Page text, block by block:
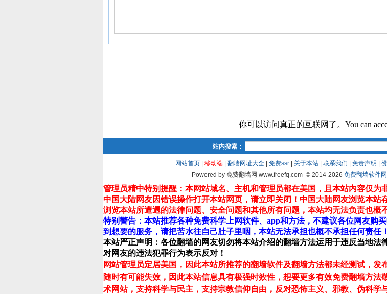
你可以访问真正的互联网了。You can
站内搜索：
网站首页 移动端 翻墙网址大全 免费ssr 关于本站 联系我们 免责声明
Powered by 免费翻墙网 www.freefq.com© 2014-2026 免费翻墙软件
管理员精中特别提醒：本网站域名、主机和管理员都在美国，且本站内容仅
中国大陆网友因错误操作打开本站网页，请立即关闭！中国大陆网友浏览本站
浏览本站所遭遇的法律问题、安全问题和其他所有问题，本站均无法负责也概
特别警告：本站推荐各种免费科学上网软件、app和方法，不建议各位网友购
到想要的服务，请把苦水往自己肚子里咽，本站无法承担也概不承担任何责任！
本站严正声明：各位翻墙的网友切勿将本站介绍的翻墙方法运用于违反当地法
对网友的违法犯罪行为表示反对！
网站管理员定居美国，因此本站所推荐的翻墙软件及翻墙方法都未经测试，
随时有可能失效，因此本站信息具有极强时效性，想要更多有效免费翻墙方法
术网站，支持科学与民主，支持宗教信仰自由，反对恐怖主义、邪教、伪科